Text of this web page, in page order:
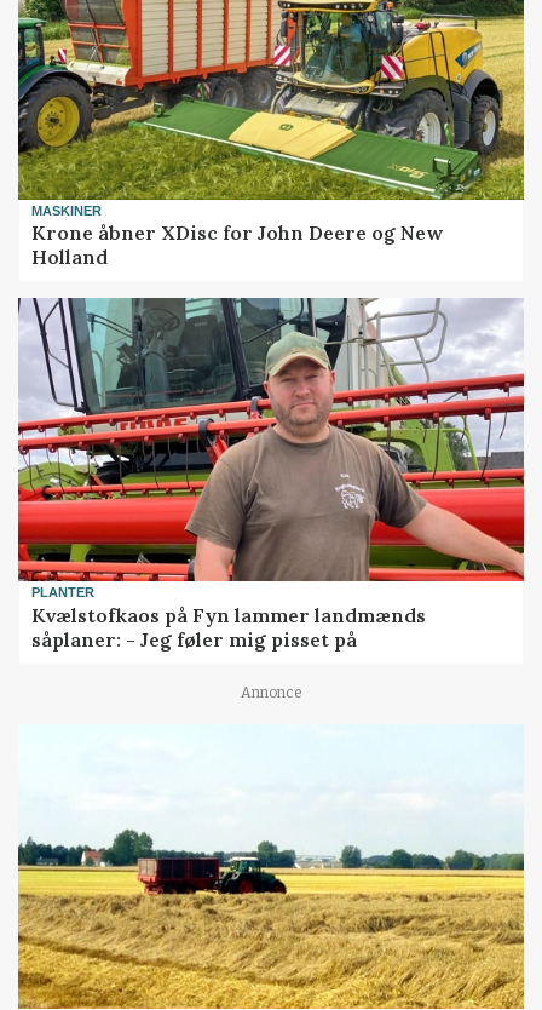
MASKINER
Krone åbner XDisc for John Deere og New
Holland
PLANTER
Kvælstofkaos på Fyn lammer landmænds
såplaner: - Jeg føler mig pisset på
Annonce